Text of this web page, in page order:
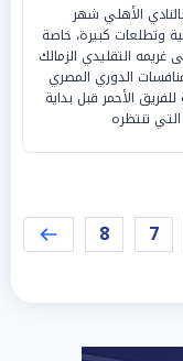
الأهلي شهر
وتطلعات كبيرة، خاصة
غريمه التقليدي الزمالك
2-1، ضمن منافسات الدوري المصري
للفريق الأحمر قبل بداية
تنتظره
7
8